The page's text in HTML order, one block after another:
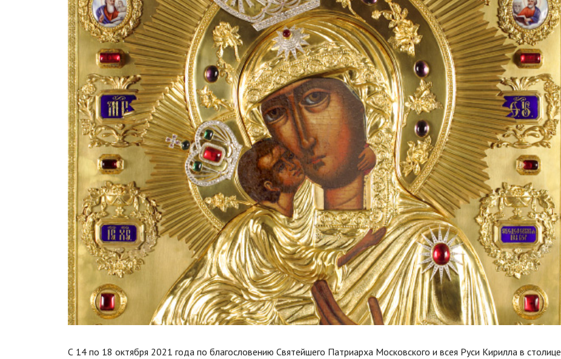
С 14 по 18 октября 2021 года по благословению Святейшего Патриарха Московского и всея Руси Кирилла в столице